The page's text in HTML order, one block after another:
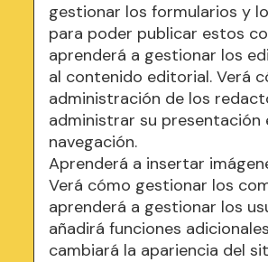
gestionar los formularios y
para poder publicar estos
aprenderá a gestionar los
al contenido editorial. Verá
administración de los
administrar su presentación
navegación.
Aprenderá a insertar
Verá cómo gestionar los
aprenderá a gestionar los
añadirá funciones
cambiará la apariencia del